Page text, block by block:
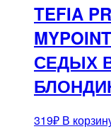
TEFIA
СЕДЫХ
319₽ В